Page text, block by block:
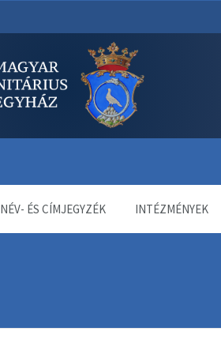
NÉV- ÉS CÍMJEGYZÉK INTÉZMÉNYEK